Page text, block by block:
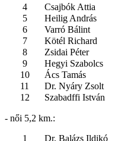
4
Csajbók Attia
5
Heilig András
6
Varró Bálint
7
Kötél Richard
8
Zsidai Péter
9
Hegyi Szabolcs
10
Ács Tamás
11
Dr. Nyáry Zsolt
12
Szabadffi István
- női 5,2 km.:
1
Dr. Balázs Ildikó